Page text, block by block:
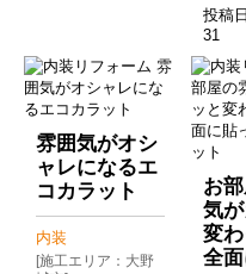
投稿
31
雰囲気がオシ
ャレになるエ
コカラット
内装
[施工エリア：大野
お
気
変
全